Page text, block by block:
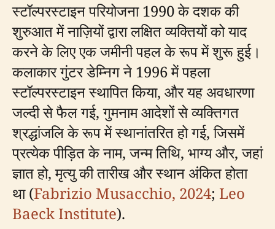
स्टॉल्परस्टाइन परियोजना 1990 के दशक की
शुरुआत में नाज़ियों द्वारा लक्षित व्यक्तियों को याद
करने के लिए एक जमीनी पहल के रूप में शुरू हुई।
कलाकार गुंटर डेम्निग ने 1996 में पहला
स्टॉल्परस्टाइन स्थापित किया, और यह अवधारणा
जल्दी से फैल गई, गुमनाम आदेशों से व्यक्तिगत
श्रद्धांजलि के रूप में स्थानांतरित हो गई, जिसमें
प्रत्येक पीड़ित के नाम, जन्म तिथि, भाग्य और, जहां
ज्ञात हो, मृत्यु की तारीख और स्थान अंकित होता
था (Fabrizio Musacchio, 2024; Leo
Baeck Institute).